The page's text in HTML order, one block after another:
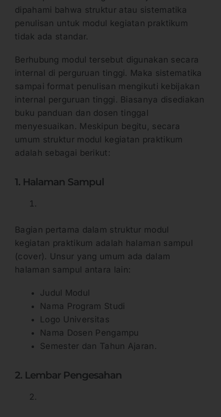
dipahami bahwa struktur atau sistematika
penulisan untuk modul kegiatan praktikum
tidak ada standar.
Berhubung modul tersebut digunakan secara
internal di perguruan tinggi. Maka sistematika
sampai format penulisan mengikuti kebijakan
internal perguruan tinggi. Biasanya disediakan
buku panduan dan dosen tinggal
menyesuaikan. Meskipun begitu, secara
umum struktur modul kegiatan praktikum
adalah sebagai berikut:
1. Halaman Sampul
Bagian pertama dalam struktur modul
kegiatan praktikum adalah halaman sampul
(cover). Unsur yang umum ada dalam
halaman sampul antara lain:
Judul Modul
Nama Program Studi
Logo Universitas
Nama Dosen Pengampu
Semester dan Tahun Ajaran.
2. Lembar Pengesahan